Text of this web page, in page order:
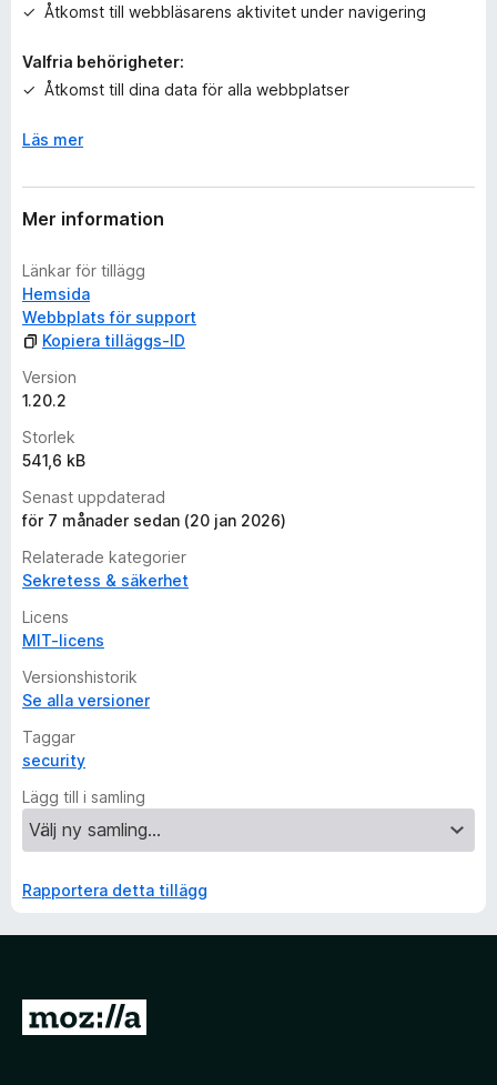
ä
Åtkomst till webbläsarens aktivitet under navigering
Valfria behörigheter:
Åtkomst till dina data för alla webbplatser
Läs mer
Mer information
Länkar för tillägg
Hemsida
Webbplats för support
Kopiera tilläggs-ID
Version
1.20.2
Storlek
541,6 kB
Senast uppdaterad
för 7 månader sedan (20 jan 2026)
Relaterade kategorier
Sekretess & säkerhet
Licens
MIT-licens
Versionshistorik
Se alla versioner
Taggar
security
Lägg till i samling
Rapportera detta tillägg
G